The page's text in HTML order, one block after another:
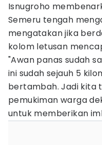
Isnugroho
Semeru tengah
mengatakan jika
kolom letusan
"Awan panas sudah
ini sudah sejauh 5
bertambah. Jadi kita
pemukiman warga
untuk memberikan